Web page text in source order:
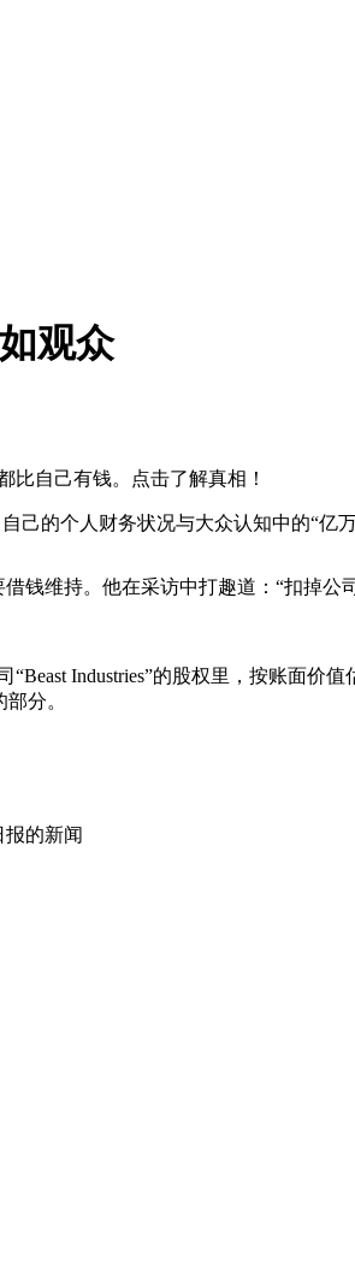
观众
比自己有钱。点击了解真相！
己的个人财务状况与大众认知中的“亿
钱维持。他在采访中打趣道：“扣掉
Industries”的股权里，按账面价
分。
报的新闻